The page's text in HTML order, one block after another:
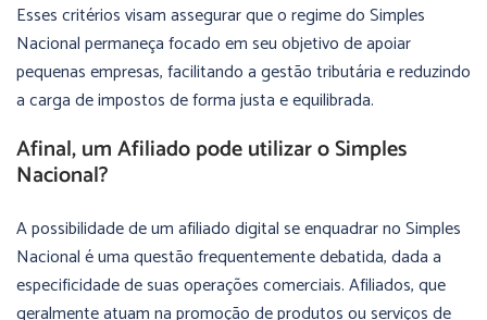
Esses critérios visam assegurar que o regime do Simples
Nacional permaneça focado em seu objetivo de apoiar
pequenas empresas, facilitando a gestão tributária e reduzindo
a carga de impostos de forma justa e equilibrada.
Afinal, um Afiliado pode utilizar o Simples
Nacional?
A possibilidade de um afiliado digital se enquadrar no Simples
Nacional é uma questão frequentemente debatida, dada a
especificidade de suas operações comerciais. Afiliados, que
geralmente atuam na promoção de produtos ou serviços de